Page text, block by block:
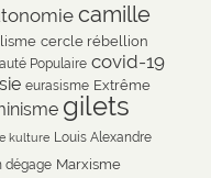
camille
cercle rébellion
Populaire covid-19
eurasisme Extrême
gilets
kulture Louis Alexandre
dégage Marxisme